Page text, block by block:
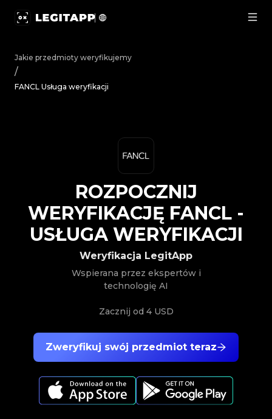
Jakie przedmioty weryfikujemy
/
FANCL Usługa weryfikacji
Zweryfikuj swój przedmiot teraz
Weryfikacja LegitApp
Wspierana przez ekspertów i
technologię AI
Zacznij od 4 USD
ROZPOCZNIJ
WERYFIKACJĘ FANCL -
USŁUGA WERYFIKACJI